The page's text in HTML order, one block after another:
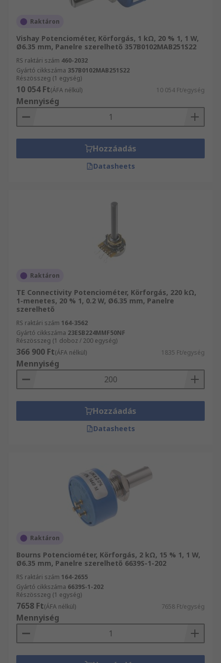
A különbség az egyes eszközök kivezetéseinek
számában rejlik. A potenciométerek három, míg a
reosztátok csak két kivezetéssel rendelkeznek.
Perifériákat keres potenciométeréhez?
lt/>/h2>Potenciométer-
gombokPotenciométer-tartozékok
Potenciométer-szerelőanyák
Raktáron
Vishay Potenciométer, Körforgás, 1 kΩ, 20 % 1, 1 W,
Ø6.35 mm, Panelre szerelhető 357B0102MAB251S22
RS raktári szám 460-2032
Gyártó cikkszáma 357B0102MAB251S22
Részösszeg (1 egység)
10 054 Ft(ÁFA nélkül) 10 054 Ft/egység
Mennyiség
Hozzáadás
Datasheets
Raktáron
TE Connectivity Potenciométer, Körforgás, 220 kΩ,
1-menetes, 20 % 1, 0.2 W, Ø6.35 mm, Panelre
szerelhető
RS raktári szám 164-3562
Gyártó cikkszáma 23ESB224MMF50NF
Részösszeg (1 doboz / 200 egység)
366 900 Ft(ÁFA nélkül) 1835 Ft/egység
Mennyiség
Hozzáadás
Datasheets
Raktáron
Bourns Potenciométer, Körforgás, 2 kΩ, 15 % 1, 1 W,
Ø6.35 mm, Panelre szerelhető 6639S-1-202
RS raktári szám 164-2655
Gyártó cikkszáma 6639S-1-202
Részösszeg (1 egység)
7658 Ft(ÁFA nélkül) 7658 Ft/egység
Mennyiség